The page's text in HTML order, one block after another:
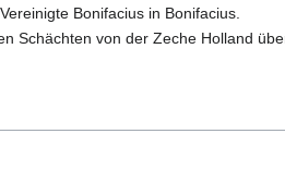
Bonifacius in Bonifacius.
Schächten von der Zeche Holland